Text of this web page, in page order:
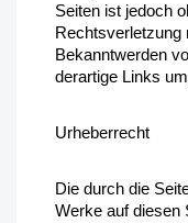
Seiten ist jedoch
Rechtsverletzung
Bekanntwerden
derartige Links
Urheberrecht
Die durch die
Werke auf diesen